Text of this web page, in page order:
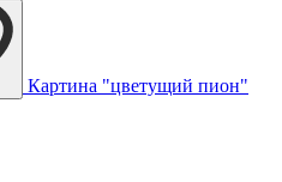
Картина "цветущий пион"